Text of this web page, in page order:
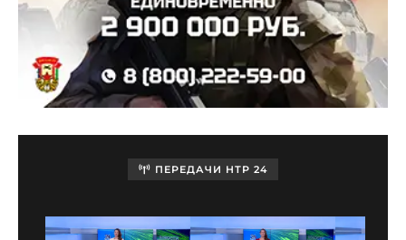
ПЕРЕДАЧИ НТР 24